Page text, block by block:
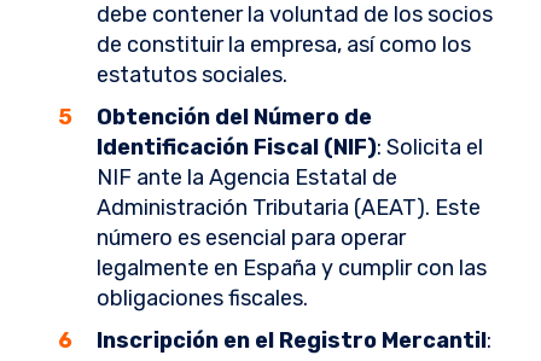
debe contener la voluntad de los socios
de constituir la empresa, así como los
estatutos sociales.
Obtención del Número de
Identificación Fiscal (NIF): Solicita el
NIF ante la Agencia Estatal de
Administración Tributaria (AEAT). Este
número es esencial para operar
legalmente en España y cumplir con las
obligaciones fiscales.
Inscripción en el Registro Mercantil: